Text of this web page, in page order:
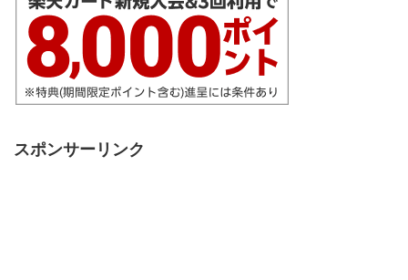
スポンサーリンク